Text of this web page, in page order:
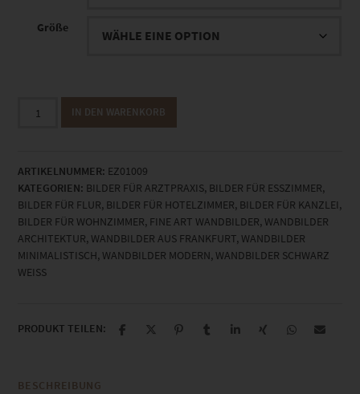
Größe
Frankfurt
Menge
IN DEN WARENKORB
ARTIKELNUMMER: EZ01009
KATEGORIEN: BILDER FÜR ARZTPRAXIS, BILDER FÜR ESSZIMMER,
BILDER FÜR FLUR, BILDER FÜR HOTELZIMMER, BILDER FÜR KANZLEI,
BILDER FÜR WOHNZIMMER, FINE ART WANDBILDER, WANDBILDER
ARCHITEKTUR, WANDBILDER AUS FRANKFURT, WANDBILDER
MINIMALISTISCH, WANDBILDER MODERN, WANDBILDER SCHWARZ
WEISS
PRODUKT TEILEN:
BESCHREIBUNG